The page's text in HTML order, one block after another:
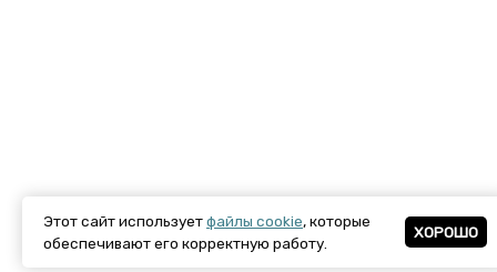
Этот сайт используетфайлы cookie, которые
обеспечивают его корректную работу.
ХОРОШО